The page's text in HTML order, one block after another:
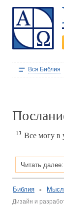
Вся Библия
13 Все могу в
Читать далее:
Библия
Дизайн и